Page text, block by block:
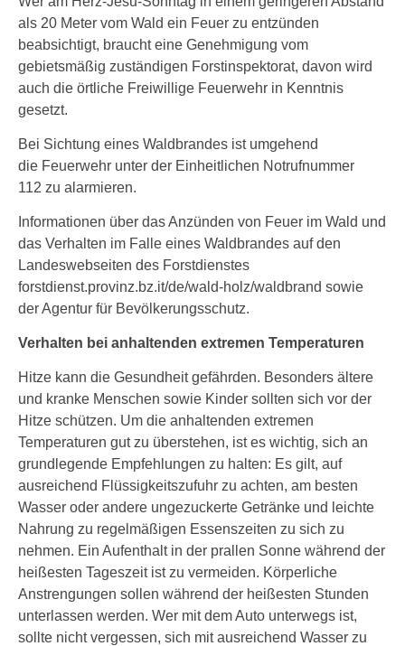
als 20 Meter vom Wald ein Feuer zu entzünden
beabsichtigt, braucht eine Genehmigung vom
gebietsmäßig zuständigen Forstinspektorat, davon wird
auch die örtliche Freiwillige Feuerwehr in Kenntnis
gesetzt.
Bei Sichtung eines Waldbrandes ist umgehend
die Feuerwehr unter der Einheitlichen Notrufnummer
112 zu alarmieren.
Informationen über das Anzünden von Feuer im Wald und
das Verhalten im Falle eines Waldbrandes auf den
Landeswebseiten des Forstdienstes
forstdienst.provinz.bz.it/de/wald-holz/waldbrand sowie
der Agentur für Bevölkerungsschutz.
Verhalten bei anhaltenden extremen Temperaturen
Hitze kann die Gesundheit gefährden. Besonders ältere
und kranke Menschen sowie Kinder sollten sich vor der
Hitze schützen. Um die anhaltenden extremen
Temperaturen gut zu überstehen, ist es wichtig, sich an
grundlegende Empfehlungen zu halten: Es gilt, auf
ausreichend Flüssigkeitszufuhr zu achten, am besten
Wasser oder andere ungezuckerte Getränke und leichte
Nahrung zu regelmäßigen Essenszeiten zu sich zu
nehmen. Ein Aufenthalt in der prallen Sonne während der
heißesten Tageszeit ist zu vermeiden. Körperliche
Anstrengungen sollen während der heißesten Stunden
unterlassen werden. Wer mit dem Auto unterwegs ist,
sollte nicht vergessen, sich mit ausreichend Wasser zu